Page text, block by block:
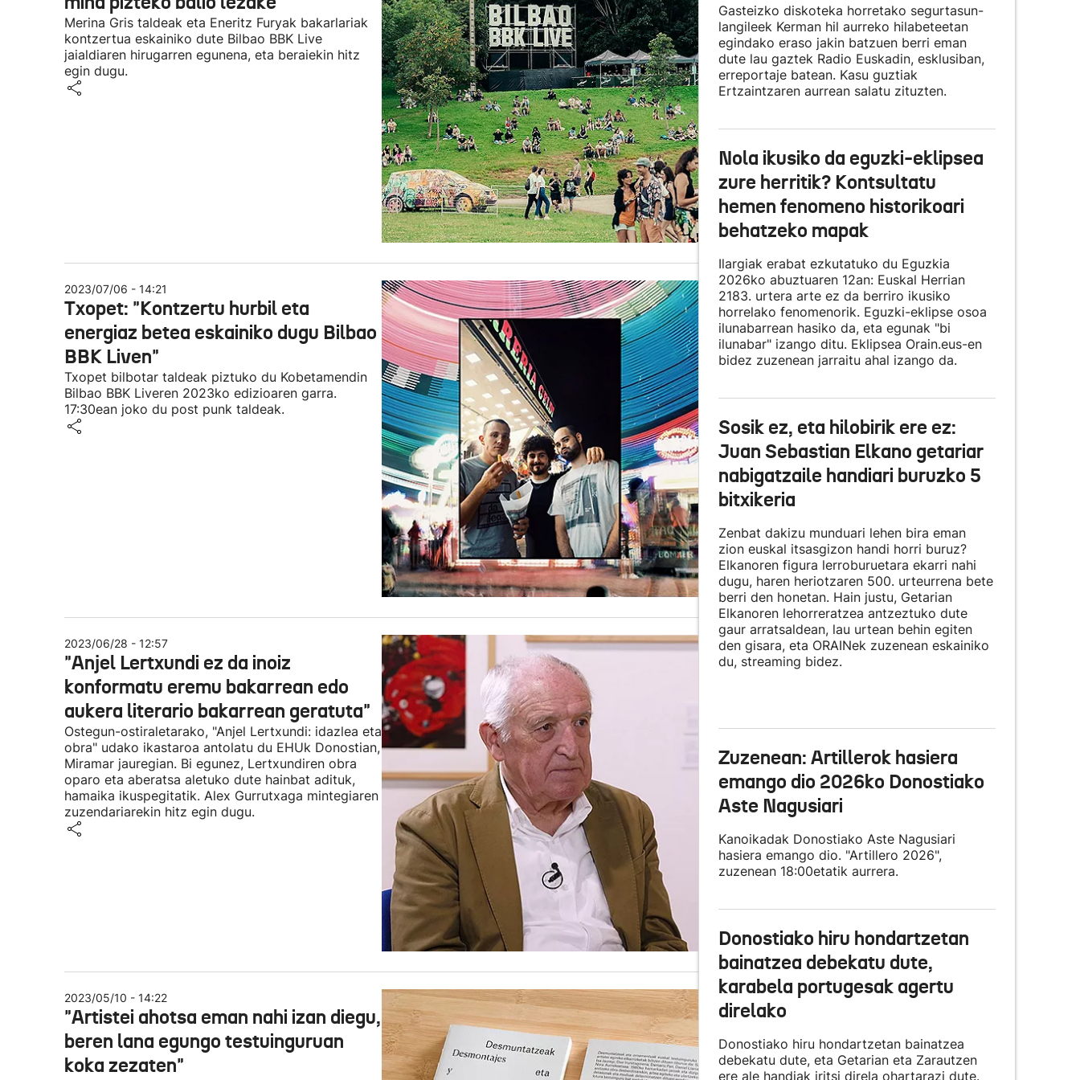
Merina Gris taldeak eta Eneritz Furyak bakarlariak
kontzertua eskainiko dute Bilbao BBK Live
jaialdiaren hirugarren egunena, eta beraiekin hitz
egin dugu.
2023/07/06 - 14:21
Txopet: "Kontzertu hurbil eta
energiaz betea eskainiko dugu Bilbao
BBK Liven"
Txopet bilbotar taldeak piztuko du Kobetamendin
Bilbao BBK Liveren 2023ko edizioaren garra.
17:30ean joko du post punk taldeak.
2023/06/28 - 12:57
"Anjel Lertxundi ez da inoiz
konformatu eremu bakarrean edo
aukera literario bakarrean geratuta"
Ostegun-ostiraletarako, "Anjel Lertxundi: idazlea eta
obra" udako ikastaroa antolatu du EHUk Donostian,
Miramar jauregian. Bi egunez, Lertxundiren obra
oparo eta aberatsa aletuko dute hainbat adituk,
hamaika ikuspegitatik. Alex Gurrutxaga mintegiaren
zuzendariarekin hitz egin dugu.
2023/05/10 - 14:22
"Artistei ahotsa eman nahi izan diegu,
beren lana egungo testuinguruan
koka zezaten"
Gasteizko diskoteka horretako segurtasun-
langileek Kerman hil aurreko hilabeteetan
egindako eraso jakin batzuen berri eman
dute lau gaztek Radio Euskadin, esklusiban,
erreportaje batean. Kasu guztiak
Ertzaintzaren aurrean salatu zituzten.
Nola ikusiko da eguzki-eklipsea
zure herritik? Kontsultatu
hemen fenomeno historikoari
behatzeko mapak
Ilargiak erabat ezkutatuko du Eguzkia
2026ko abuztuaren 12an: Euskal Herrian
2183. urtera arte ez da berriro ikusiko
horrelako fenomenorik. Eguzki-eklipse osoa
ilunabarrean hasiko da, eta egunak "bi
ilunabar" izango ditu. Eklipsea Orain.eus-en
bidez zuzenean jarraitu ahal izango da.
Sosik ez, eta hilobirik ere ez:
Juan Sebastian Elkano getariar
nabigatzaile handiari buruzko 5
bitxikeria
Zenbat dakizu munduari lehen bira eman
zion euskal itsasgizon handi horri buruz?
Elkanoren figura lerroburuetara ekarri nahi
dugu, haren heriotzaren 500. urteurrena bete
berri den honetan. Hain justu, Getarian
Elkanoren lehorreratzea antzeztuko dute
gaur arratsaldean, lau urtean behin egiten
den gisara, eta ORAINek zuzenean eskainiko
du, streaming bidez.
Zuzenean: Artillerok hasiera
emango dio 2026ko Donostiako
Aste Nagusiari
Kanoikadak Donostiako Aste Nagusiari
hasiera emango dio. "Artillero 2026",
zuzenean 18:00etatik aurrera.
Donostiako hiru hondartzetan
bainatzea debekatu dute,
karabela portugesak agertu
direlako
Donostiako hiru hondartzetan bainatzea
debekatu dute, eta Getarian eta Zarautzen
ere ale handiak iritsi direla ohartarazi dute.